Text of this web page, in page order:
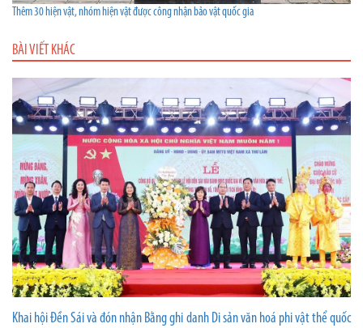
Thêm 30 hiện vật, nhóm hiện vật được công nhận bảo vật quốc gia
BÀI VIẾT KHÁC
Khai hội Đền Sái và đón nhận Bằng ghi danh Di sản văn hoá phi vật thể quốc